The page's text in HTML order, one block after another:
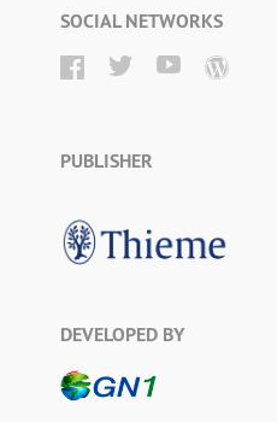
SOCIAL NETWORKS
PUBLISHER
DEVELOPED BY